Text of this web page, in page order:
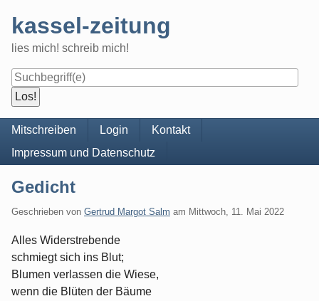
content
kassel-zeitung
lies mich! schreib mich!
Navigation
Mitschreiben Login
Kontakt
Impressum und Datenschutz
Gedicht
Geschrieben von Gertrud Margot Salm am Mittwoch, 11. Mai 2022
Alles Widerstrebende
schmiegt sich ins Blut;
Blumen verlassen die Wiese,
wenn die Blüten der Bäume